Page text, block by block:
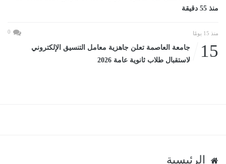
منذ 55 دقيقة
منذ 15 يومًا 0
15
جامعة العاصمة تعلن جاهزية معامل التنسيق الإلكتروني
لاستقبال طلاب ثانوية عامة 2026
الرئيسية